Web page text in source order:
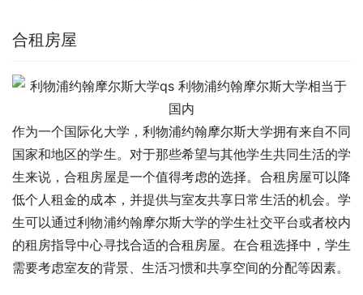
合租房屋
作为一个国际化大学，利物浦约翰摩尔斯大学拥有来自不同
国家和地区的学生。对于那些希望与其他学生共同生活的学
生来说，合租房屋是一个值得考虑的选择。合租房屋可以降
低个人租金的成本，并提供与室友共享日常生活的机会。学
生可以通过利物浦约翰摩尔斯大学的学生社交平台或者校内
的租房指导中心寻找合适的合租房屋。在合租选择中，学生
需要考虑室友的背景、生活习惯和共享空间的分配等因素。